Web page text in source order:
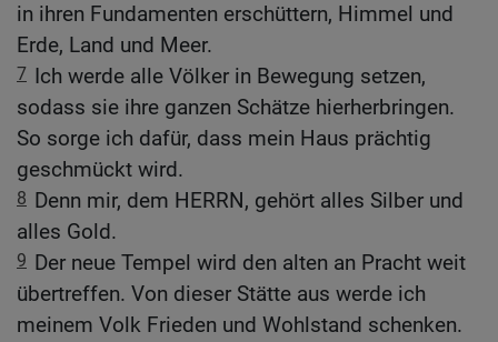
in ihren Fundamenten erschüttern, Himmel und
Erde, Land und Meer.
7 Ich werde alle Völker in Bewegung setzen,
sodass sie ihre ganzen Schätze hierherbringen.
So sorge ich dafür, dass mein Haus prächtig
geschmückt wird.
8 Denn mir, dem HERRN, gehört alles Silber und
alles Gold.
9 Der neue Tempel wird den alten an Pracht weit
übertreffen. Von dieser Stätte aus werde ich
meinem Volk Frieden und Wohlstand schenken.